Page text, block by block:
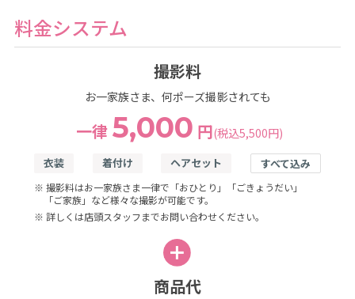
料金システム
撮影料
お一家族さま、何ポーズ撮影されても
一律 5,000 円(税込5,500円)
衣装 着付け ヘアセット すべて込み
※ 撮影料はお一家族さま一律で「おひとり」「ごきょうだい」
「ご家族」など様々な撮影が可能です。
※ 詳しくは店頭スタッフまでお問い合わせください。
商品代